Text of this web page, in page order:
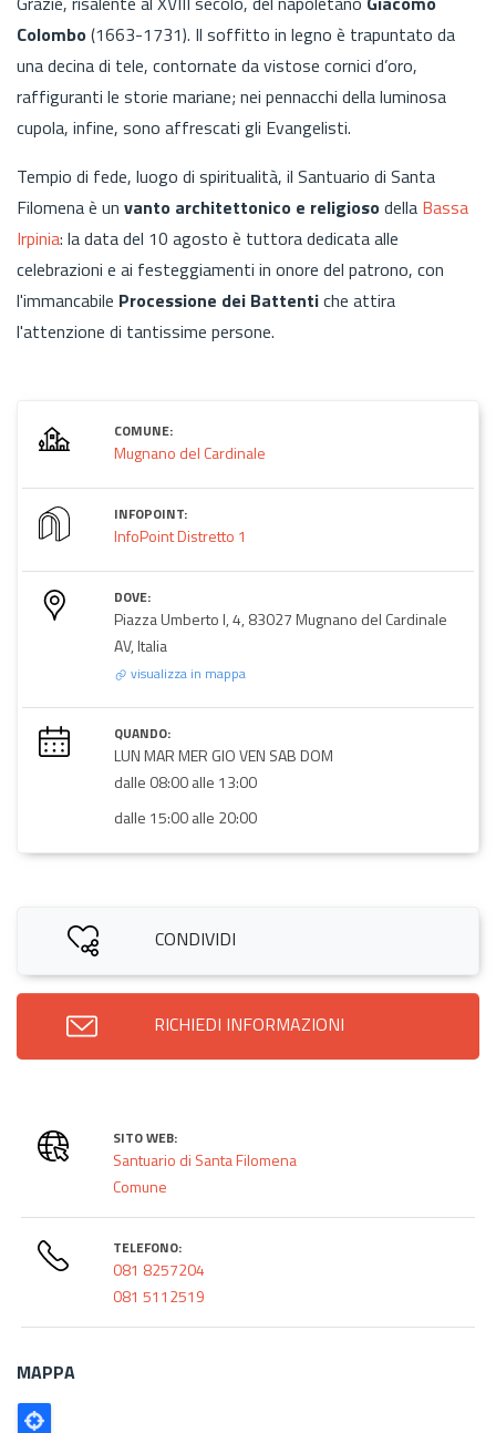
Colombo(1663-1731). Il soffitto in legno è trapuntato da
una decina di tele, contornate da vistose cornici d’oro,
raffiguranti le storie mariane; nei pennacchi della luminosa
cupola, infine, sono affrescati gli Evangelisti.
Tempio di fede, luogo di spiritualità, il Santuario di Santa
Filomena è un vanto architettonico e religiosodella Bassa
Irpinia: la data del 10 agosto è tuttora dedicata alle
celebrazioni e ai festeggiamenti in onore del patrono, con
l'immancabile Processione dei Battentiche attira
l'attenzione di tantissime persone.
COMUNE:
Mugnano del Cardinale
INFOPOINT:
InfoPoint Distretto 1
DOVE:
Piazza Umberto I, 4, 83027 Mugnano del Cardinale
AV, Italia
visualizza in mappa
QUANDO:
LUN MAR MER GIO VEN SAB DOM
dalle 08:00 alle 13:00
dalle 15:00 alle 20:00
CONDIVIDI
RICHIEDI INFORMAZIONI
SITO WEB:
Santuario di Santa Filomena
Comune
TELEFONO:
081 8257204
081 5112519
MAPPA
Poligono